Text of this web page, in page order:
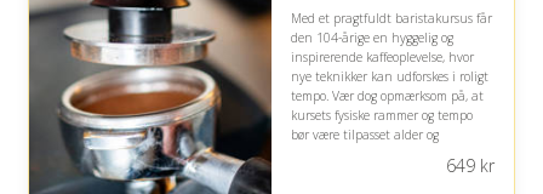
Med et pragtfuldt baristakursus får
den 104-årige en hyggelig og
inspirerende kaffeoplevelse, hvor
nye teknikker kan udforskes i roligt
tempo. Vær dog opmærksom på, at
kursets fysiske rammer og tempo
bør være tilpasset alder og
649kr